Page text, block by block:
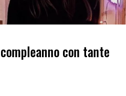
con tante